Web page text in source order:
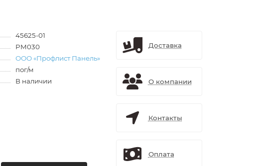
45625-01
PM030
ООО «Профлист Панель»
пог/м
В наличии
Доставка
О компании
Контакты
Оплата